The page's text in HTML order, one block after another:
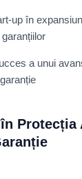
up în
a unui
Protecția